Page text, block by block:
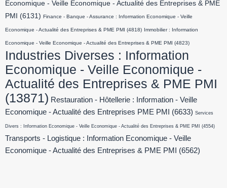
Economique - Veille Economique - Actualité des Entreprises & PME
PMI
(6131) Finance - Banque - Assurance : Information Economique - Veille
Economique - Actualité des Entreprises & PME PMI (4818) Immobilier : Information
Economique - Veille Economique - Actualité des Entreprises & PME PMI (4823)
Industries Diverses : Information
Economique - Veille Economique -
Actualité des Entreprises & PME PMI
(13871) Restauration - Hôtellerie : Information - Veille
Economique - Actualité des Entreprises PME PMI
(6633) Services
Divers : Information Economique - Veille Economique - Actualité des Entreprises & PME PMI (4554)
Transports - Logistique : Information Economique - Veille
Economique - Actualité des Entreprises & PME PMI
(6562)